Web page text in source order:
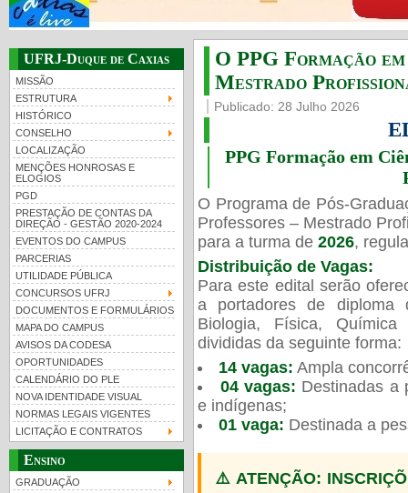
UFRJ-Duque de Caxias
MISSÃO
ESTRUTURA
HISTÓRICO
CONSELHO
LOCALIZAÇÃO
MENÇÕES HONROSAS E
ELOGIOS
PGD
PRESTAÇÃO DE CONTAS DA
DIREÇÃO - GESTÃO 2020-2024
EVENTOS DO CAMPUS
PARCERIAS
UTILIDADE PÚBLICA
CONCURSOS UFRJ
DOCUMENTOS E FORMULÁRIOS
MAPA DO CAMPUS
AVISOS DA CODESA
OPORTUNIDADES
CALENDÁRIO DO PLE
NOVA IDENTIDADE VISUAL
NORMAS LEGAIS VIGENTES
LICITAÇÃO E CONTRATOS
Ensino
GRADUAÇÃO
O PPG Formação
Mestrado
Publicado: 28 Julho 2026
PPG Formação em
O Programa de Pós-
Professores – Mestrado
para a turma de 2026,
Distribuição de Vagas:
Para este edital serão
a portadores de diploma
Biologia, Física,
divididas da seguinte forma:
14 vagas: Ampla
04 vagas: Destinadas a
e indígenas;
01 vaga: Destinada a
⚠️ ATENÇÃO:
Guia de boas práticas
UFRJ 100 anos